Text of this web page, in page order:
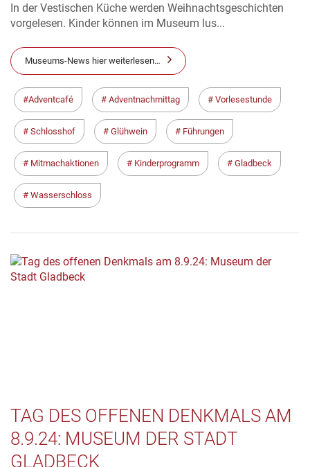
In der Vestischen Küche werden Weihnachtsgeschichten
vorgelesen. Kinder können im Museum lus...
Museums-News hier weiterlesen…
Adventcafé Adventnachmittag Vorlesestunde
Schlosshof Glühwein Führungen
Mitmachaktionen Kinderprogramm Gladbeck
Wasserschloss
TAG DES OFFENEN DENKMALS AM
8.9.24: MUSEUM DER STADT
GLADBECK